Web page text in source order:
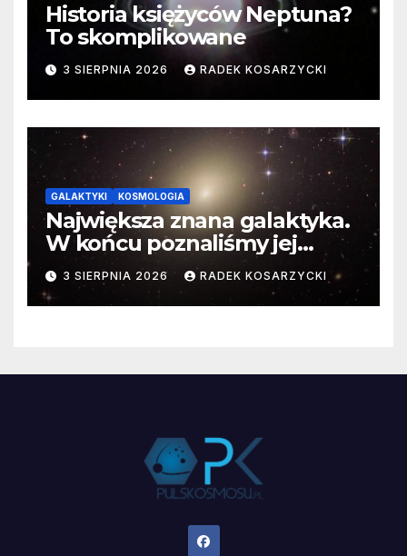
Historia księżyców Neptuna?
To skomplikowane
3 SIERPNIA 2026 RADEK KOSARZYCKI
GALAKTYKI KOSMOLOGIA
Największa znana galaktyka.
W końcu poznaliśmy jej
faktyczne wymiary
3 SIERPNIA 2026 RADEK KOSARZYCKI